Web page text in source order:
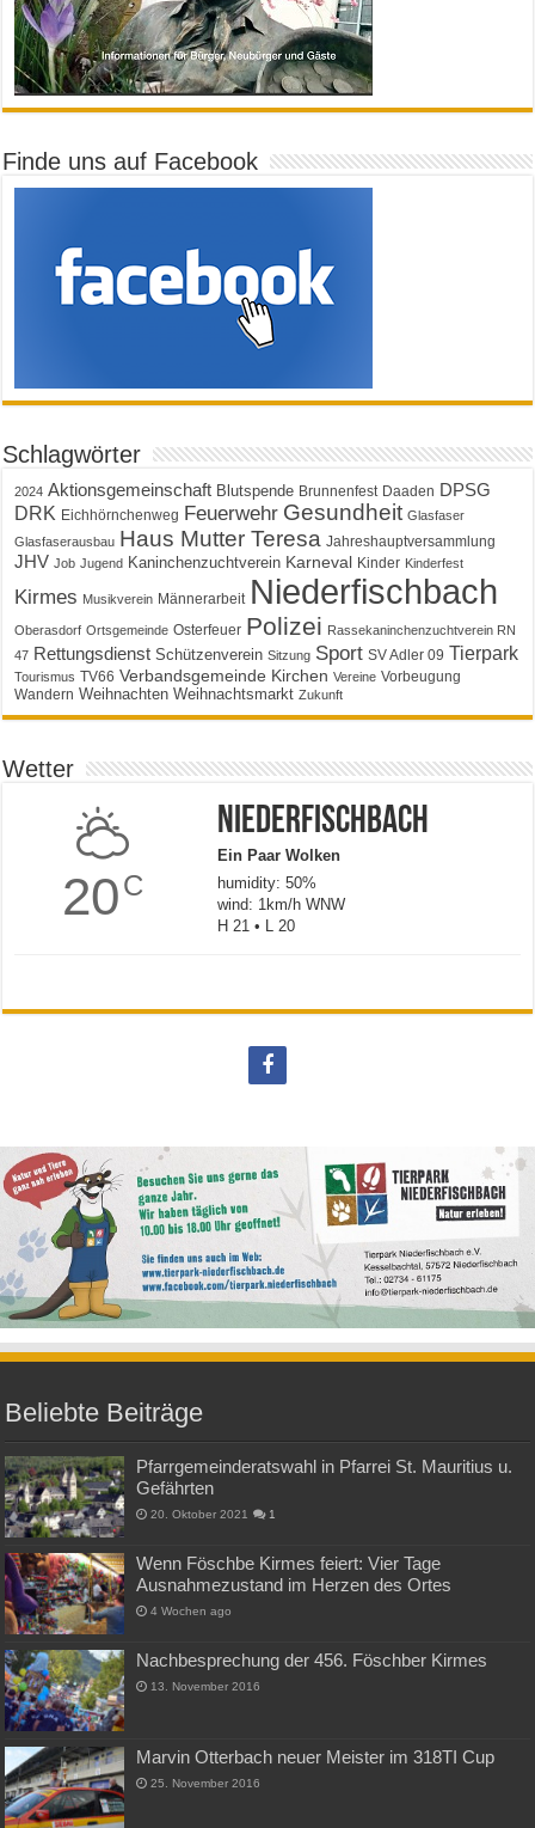
Finde uns auf Facebook
Schlagwörter
2024 Aktionsgemeinschaft Blutspende Brunnenfest Daaden DPSG
DRK Eichhörnchenweg Feuerwehr Gesundheit Glasfaser
Glasfaserausbau Haus Mutter Teresa Jahreshauptversammlung
JHV Job Jugend Kaninchenzuchtverein Karneval Kinder Kinderfest
Kirmes Musikverein Männerarbeit Niederfischbach
Oberasdorf Ortsgemeinde Osterfeuer Polizei Rassekaninchenzuchtverein RN
47 Rettungsdienst Schützenverein Sitzung Sport SV Adler 09 Tierpark
Tourismus TV66 Verbandsgemeinde Kirchen Vereine Vorbeugung
Wandern Weihnachten Weihnachtsmarkt Zukunft
Wetter
20C
Niederfischbach
Ein Paar Wolken
humidity: 50%
wind: 1km/h WNW
H 21 • L 20
Beliebte Beiträge
Pfarrgemeinderatswahl in Pfarrei St. Mauritius u.
Gefährten
20. Oktober 2021 1
Wenn Föschbe Kirmes feiert: Vier Tage
Ausnahmezustand im Herzen des Ortes
4 Wochen ago
Nachbesprechung der 456. Föschber Kirmes
13. November 2016
Marvin Otterbach neuer Meister im 318TI Cup
25. November 2016